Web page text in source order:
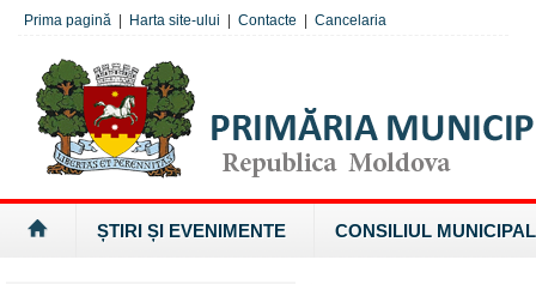
Prima pagină Harta site-ului Contacte Cancelaria
ȘTIRI ȘI EVENIMENTE CONSILIUL MUNICIPAL